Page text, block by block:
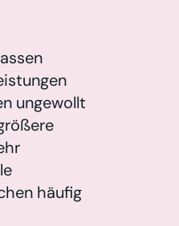
ungewollt
häufig